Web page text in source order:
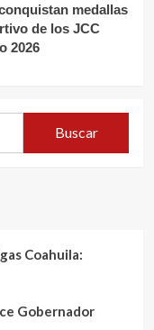
medallas
de los JCC
2026
Coahuila:
Gobernador